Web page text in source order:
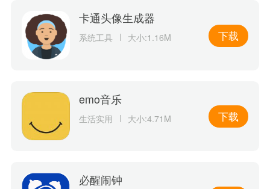
卡通头像生成器
系统工具 大小:1.16M 下载
emo音乐
生活实用 大小:4.71M 下载
必醒闹钟